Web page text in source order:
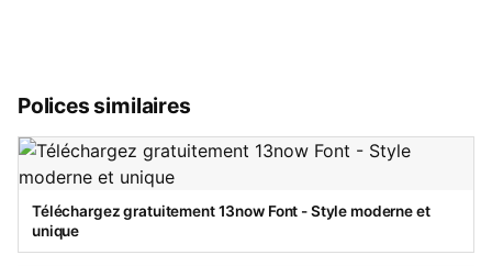
Polices similaires
Téléchargez gratuitement 13now Font - Style moderne et
unique